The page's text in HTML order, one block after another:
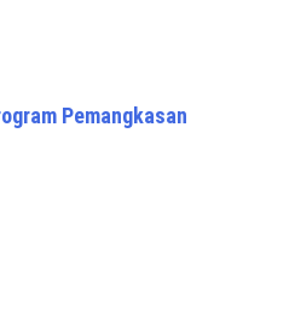
Pemangkasan